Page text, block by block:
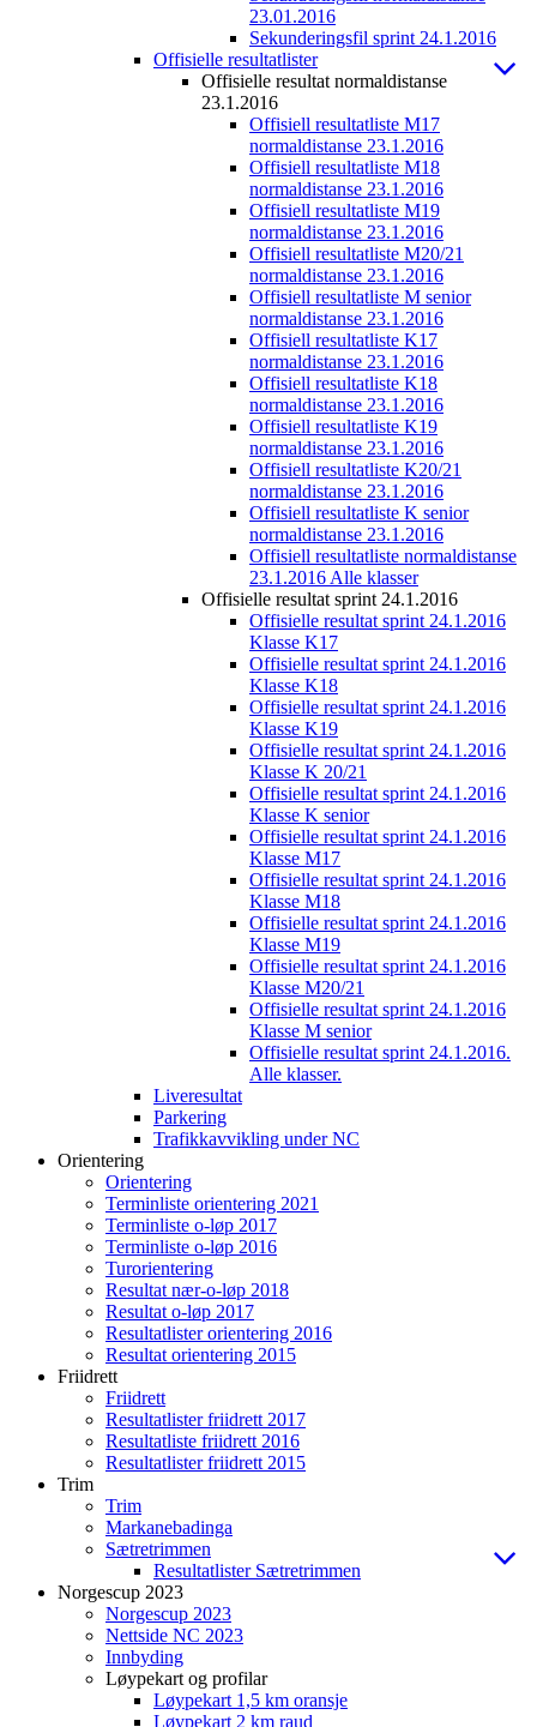
23.01.2016
Sekunderingsfil sprint 24.1.2016
Offisielle resultatlister
Offisielle resultat normaldistanse
23.1.2016
Offisiell resultatliste M17
normaldistanse 23.1.2016
Offisiell resultatliste M18
normaldistanse 23.1.2016
Offisiell resultatliste M19
normaldistanse 23.1.2016
Offisiell resultatliste M20/21
normaldistanse 23.1.2016
Offisiell resultatliste M senior
normaldistanse 23.1.2016
Offisiell resultatliste K17
normaldistanse 23.1.2016
Offisiell resultatliste K18
normaldistanse 23.1.2016
Offisiell resultatliste K19
normaldistanse 23.1.2016
Offisiell resultatliste K20/21
normaldistanse 23.1.2016
Offisiell resultatliste K senior
normaldistanse 23.1.2016
Offisiell resultatliste normaldistanse
23.1.2016 Alle klasser
Offisielle resultat sprint 24.1.2016
Offisielle resultat sprint 24.1.2016
Klasse K17
Offisielle resultat sprint 24.1.2016
Klasse K18
Offisielle resultat sprint 24.1.2016
Klasse K19
Offisielle resultat sprint 24.1.2016
Klasse K 20/21
Offisielle resultat sprint 24.1.2016
Klasse K senior
Offisielle resultat sprint 24.1.2016
Klasse M17
Offisielle resultat sprint 24.1.2016
Klasse M18
Offisielle resultat sprint 24.1.2016
Klasse M19
Offisielle resultat sprint 24.1.2016
Klasse M20/21
Offisielle resultat sprint 24.1.2016
Klasse M senior
Offisielle resultat sprint 24.1.2016.
Alle klasser.
Liveresultat
Parkering
Trafikkavvikling under NC
Orientering
Orientering
Terminliste orientering 2021
Terminliste o-løp 2017
Terminliste o-løp 2016
Turorientering
Resultat nær-o-løp 2018
Resultat o-løp 2017
Resultatlister orientering 2016
Resultat orientering 2015
Friidrett
Friidrett
Resultatlister friidrett 2017
Resultatliste friidrett 2016
Resultatlister friidrett 2015
Trim
Trim
Markanebadinga
Sætretrimmen
Resultatlister Sætretrimmen
Norgescup 2023
Norgescup 2023
Nettside NC 2023
Innbyding
Løypekart og profilar
Løypekart 1,5 km oransje
Løypekart 2 km raud